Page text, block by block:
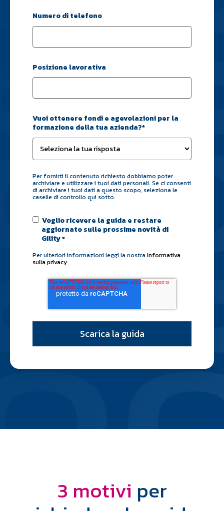
Numero di telefono
Posizione lavorativa
Vuoi ottenere fondi e agevolazioni per la
formazione della tua azienda?*
Per fornirti il contenuto richiesto dobbiamo poter
archiviare e utilizzare i tuoi dati personali. Se ci consenti
di archiviare i tuoi dati a questo scopo, seleziona le
caselle di controllo qui sotto.
Voglio ricevere la guida e restare
aggiornato sulle prossime novità di
Gility*
Per ulteriori informazioni leggi la nostra Informativa
sulla privacy.
3 motivi per